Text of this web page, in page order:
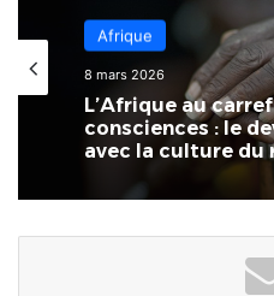
Afrique
8 mars 2026
L’Afrique au
consciences : le
Économie
3 mars 2026
Au Togo, il existe
significatif entre
économiques